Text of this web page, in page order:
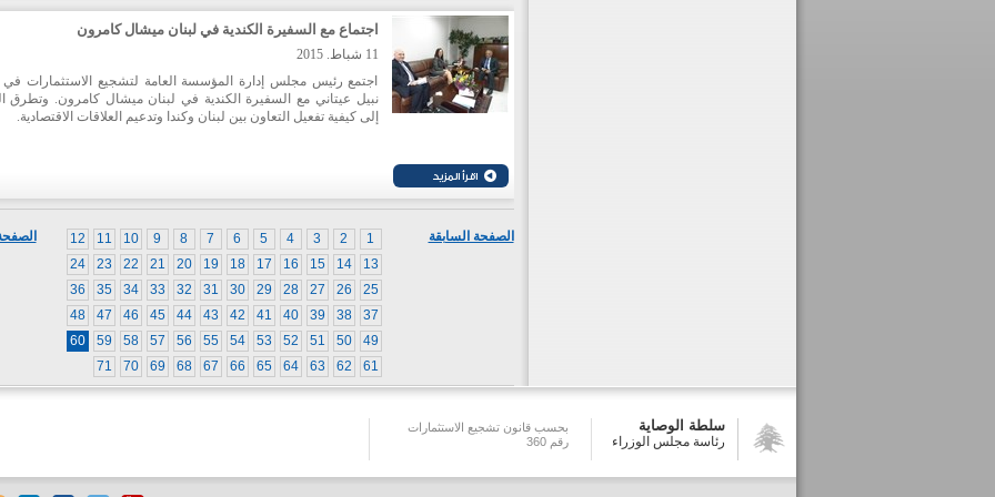
الوقت الحالي. وقد أبدى بطحيش اهتمامه في ارشاد مؤسسات لبنانية
تعمل في مجال تحديد المواد المعروضة والتكنولوجيا الاستشعارية
اجتماع مع السفيرة الكندية في لبنان ميشال كامرون
11 شباط. 2015
اجتمع رئيس مجلس إدارة المؤسسة العامة لتشجيع الاستثمارات في
نبيل عيتاني مع السفيرة الكندية في لبنان ميشال كامرون. وتطرق
إلى كيفية تفعيل التعاون بين لبنان وكندا وتدعيم العلاقات الاقتصادية.
1
2
3
4
5
6
7
8
9
10
11
12
13
14
15
16
17
18
19
20
21
22
23
24
25
26
27
28
29
30
31
32
33
34
35
36
37
38
39
40
41
42
43
44
45
46
47
48
49
50
51
52
53
54
55
56
57
58
59
60
61
62
63
64
65
66
67
68
69
70
71
الصفحة السابقة
سلطة الوصاية
رئاسة مجلس الوزراء
بحسب قانون تشجيع الاستثمارات
رقم 360